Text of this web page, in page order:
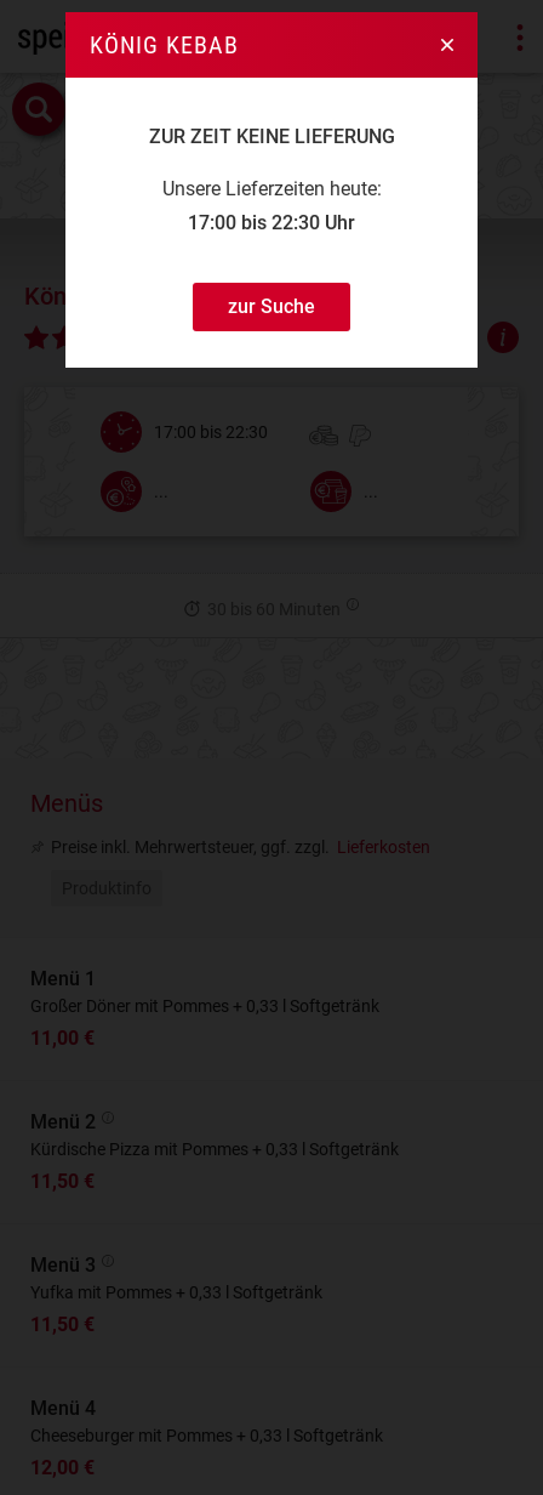
König Kebab
∅ 4,38
17:00 bis 22:30
Menüs
Preise inkl. Mehrwertsteuer, ggf. zzgl. Lieferkosten
Menü 1
Großer Döner mit Pommes + 0,33 l Softgetränk
11,00 €
Menü 2
Kürdische Pizza mit Pommes + 0,33 l Softgetränk
11,50 €
Menü 3
Yufka mit Pommes + 0,33 l Softgetränk
11,50 €
Menü 4
Cheeseburger mit Pommes + 0,33 l Softgetränk
12,00 €
KÖNIG KEBAB
ZUR ZEIT KEINE LIEFERUNG
Unsere Lieferzeiten heute:
17:00 bis 22:30 Uhr
zur Suche